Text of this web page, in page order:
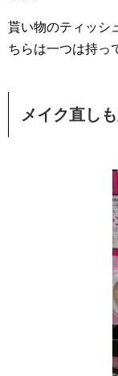
貰い物のティッシ
ちらは一つは持っ
メイク直し